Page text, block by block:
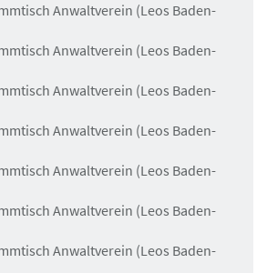
Anwaltverein (Leos Baden-
Anwaltverein (Leos Baden-
Anwaltverein (Leos Baden-
Anwaltverein (Leos Baden-
Anwaltverein (Leos Baden-
Anwaltverein (Leos Baden-
Anwaltverein (Leos Baden-